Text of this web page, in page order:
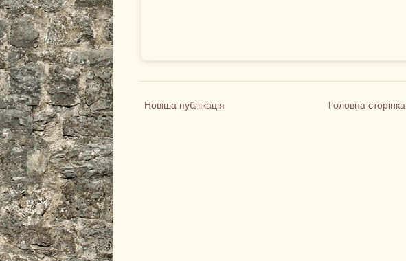
Новіша публікація Головна сторінка